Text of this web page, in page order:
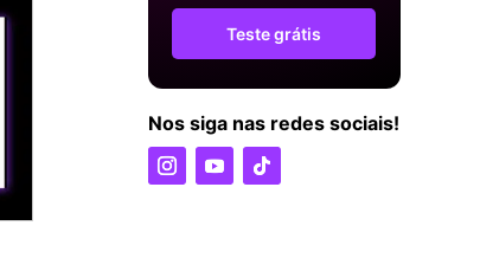
Teste grátis
Nos siga nas redes sociais!